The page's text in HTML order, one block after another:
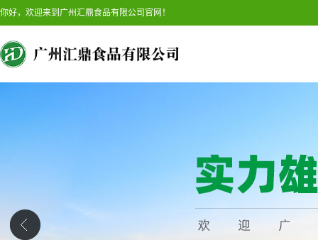
你好，欢迎来到广州汇鼎食品有限公司官网！